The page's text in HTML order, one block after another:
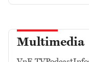
Multimedia